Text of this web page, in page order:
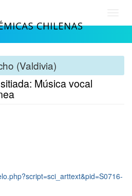
(Valdivia)
Música vocal